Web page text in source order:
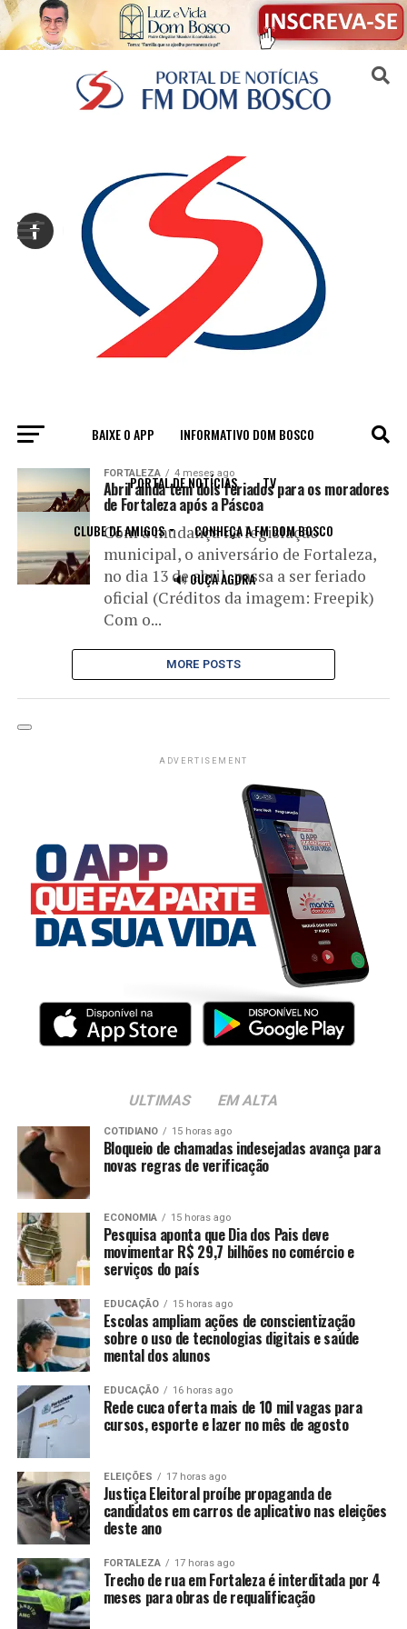
BAIXE O APP INFORMATIVO DOM BOSCO
PORTAL DE NOTÍCIAS TV
CLUBE DE AMIGOS CONHEÇA A FM DOM BOSCO
🔊 OUÇA AGORA
All posts tagged "descanso"
FORTALEZA 4 meses ago
Abril ainda tem dois feriados para os moradores
de Fortaleza após a Páscoa
Com a mudança na legislação
municipal, o aniversário de Fortaleza,
no dia 13 de abril, passa a ser feriado
oficial (Créditos da imagem: Freepik)
Com o...
MORE POSTS
ADVERTISEMENT
ULTIMAS EM ALTA
COTIDIANO 15 horas ago
Bloqueio de chamadas indesejadas avança para
novas regras de verificação
ECONOMIA 15 horas ago
Pesquisa aponta que Dia dos Pais deve
movimentar R$ 29,7 bilhões no comércio e
serviços do país
EDUCAÇÃO 15 horas ago
Escolas ampliam ações de conscientização
sobre o uso de tecnologias digitais e saúde
mental dos alunos
EDUCAÇÃO 16 horas ago
Rede cuca oferta mais de 10 mil vagas para
cursos, esporte e lazer no mês de agosto
ELEIÇÕES 17 horas ago
Justiça Eleitoral proíbe propaganda de
candidatos em carros de aplicativo nas eleições
deste ano
FORTALEZA 17 horas ago
Trecho de rua em Fortaleza é interditada por 4
meses para obras de requalificação
Sair da versão mobile